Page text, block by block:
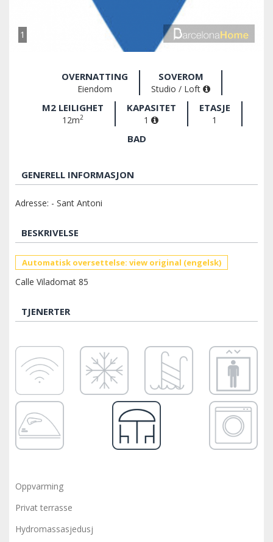
1
OVERNATTING
Eiendom
SOVEROM
Studio / Loft
M2 LEILIGHET
12m2
KAPASITET
1
ETASJE
1
BAD
GENERELL INFORMASJON
Adresse: - Sant Antoni
BESKRIVELSE
Automatisk oversettelse: view original (engelsk)
Calle Viladomat 85
TJENERTER
Oppvarming
Privat terrasse
Hydromassasjedusj